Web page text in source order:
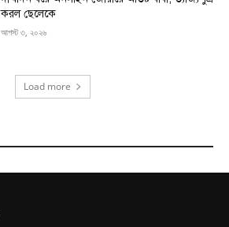
করল ছেলেকে
আগস্ট ৩, ২০২৬
Load more